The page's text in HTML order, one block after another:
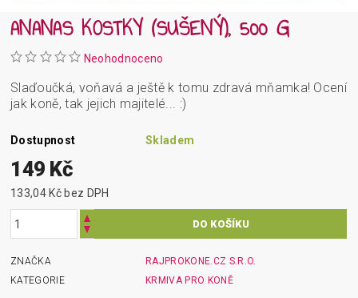
ANANAS KOSTKY (SUŠENÝ), 500 G
Neohodnoceno
Slaďoučká, voňavá a ještě k tomu zdravá mňamka! Ocení
jak koně, tak jejich majitelé... :)
Dostupnost Skladem
149 Kč
133,04 Kč bez DPH
ZNAČKA
RAJPROKONE.CZ S.R.O.
KATEGORIE
KRMIVA PRO KONĚ